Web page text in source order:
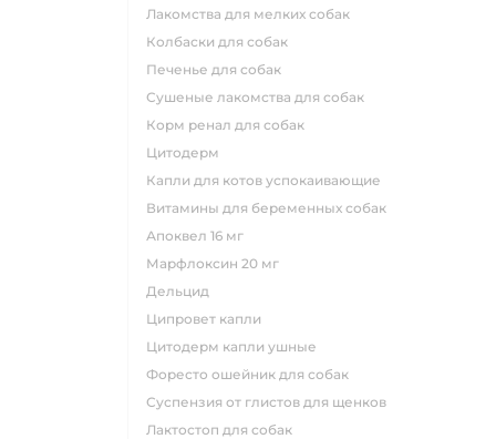
лакомства для мелких собак
колбаски для собак
печенье для собак
сушеные лакомства для собак
корм ренал для собак
цитодерм
капли для котов успокаивающие
витамины для беременных собак
апоквел 16 мг
марфлоксин 20 мг
дельцид
ципровет капли
цитодерм капли ушные
форесто ошейник для собак
суспензия от глистов для щенков
лактостоп для собак